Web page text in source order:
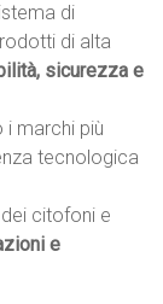
di
di alta
sicurezza e
marchi più
tecnologica
citofoni e
e